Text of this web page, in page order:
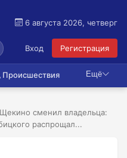
6 августа 2026, четверг
Вход Регистрация
Происшествия Ещё
сменил владельца:
распрощал...